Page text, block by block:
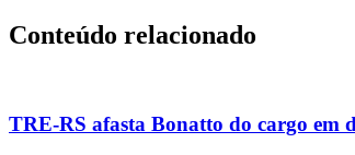
Conteúdo relacionado
TRE-RS afasta Bonatto do cargo em